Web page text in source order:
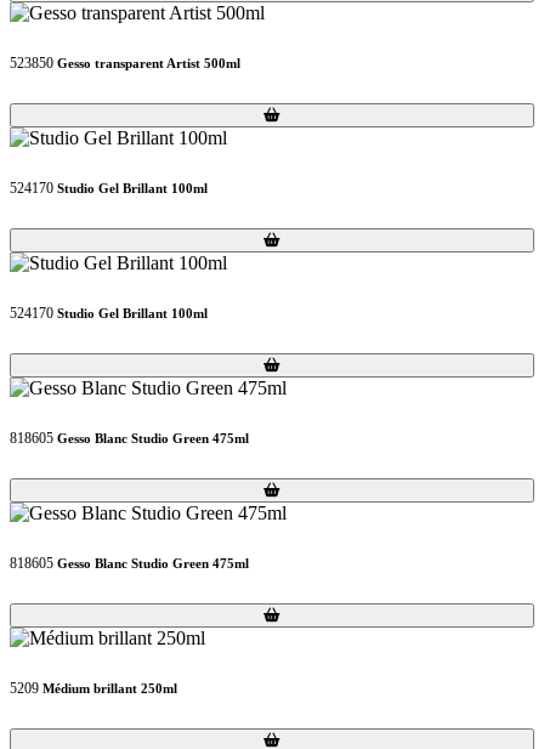
523850 Gesso transparent Artist 500ml
Loading...
Loading...
524170 Studio Gel Brillant 100ml
Loading...
Loading...
524170 Studio Gel Brillant 100ml
Loading...
Loading...
818605 Gesso Blanc Studio Green 475ml
Loading...
Loading...
818605 Gesso Blanc Studio Green 475ml
Loading...
Loading...
5209 Médium brillant 250ml
Loading...
Loading...